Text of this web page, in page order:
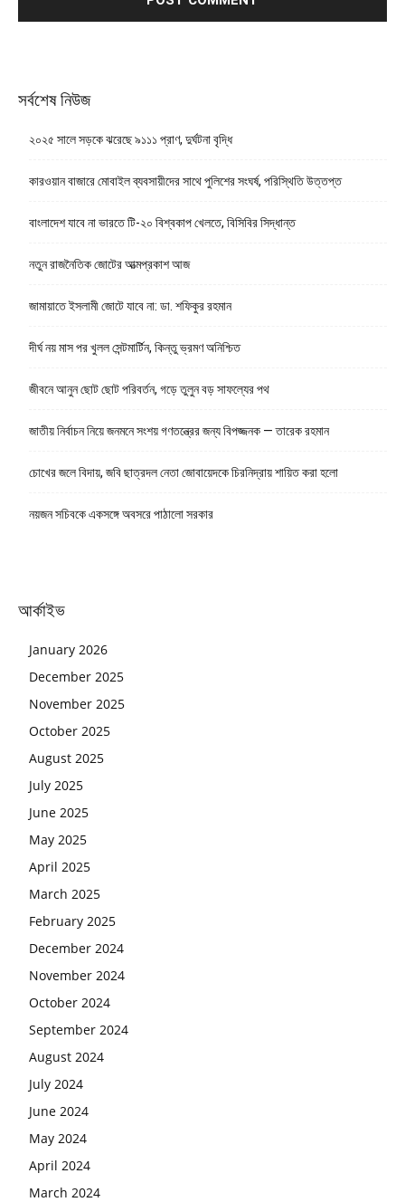
সর্বশেষ নিউজ
২০২৫ সালে সড়কে ঝরেছে ৯১১১ প্রাণ, দুর্ঘটনা বৃদ্ধি
কারওয়ান বাজারে মোবাইল ব্যবসায়ীদের সাথে পুলিশের সংঘর্ষ, পরিস্থিতি উত্তপ্ত
বাংলাদেশ যাবে না ভারতে টি-২০ বিশ্বকাপ খেলতে, বিসিবির সিদ্ধান্ত
নতুন রাজনৈতিক জোটের আত্মপ্রকাশ আজ
জামায়াতে ইসলামী জোটে যাবে না: ডা. শফিকুর রহমান
দীর্ঘ নয় মাস পর খুলল সেন্টমার্টিন, কিন্তু ভ্রমণ অনিশ্চিত
জীবনে আনুন ছোট ছোট পরিবর্তন, গড়ে তুলুন বড় সাফল্যের পথ
জাতীয় নির্বাচন নিয়ে জনমনে সংশয় গণতন্ত্রের জন্য বিপজ্জনক — তারেক রহমান
চোখের জলে বিদায়, জবি ছাত্রদল নেতা জোবায়েদকে চিরনিদ্রায় শায়িত করা হলো
নয়জন সচিবকে একসঙ্গে অবসরে পাঠালো সরকার
আর্কাইভ
January 2026
December 2025
November 2025
October 2025
August 2025
July 2025
June 2025
May 2025
April 2025
March 2025
February 2025
December 2024
November 2024
October 2024
September 2024
August 2024
July 2024
June 2024
May 2024
April 2024
March 2024